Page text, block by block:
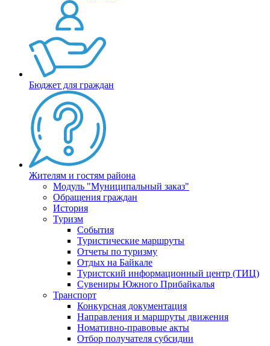
Бюджет для граждан
Жителям и гостям района
Модуль "Муниципальный заказ"
Обращения граждан
История
Туризм
События
Туристические маршруты
Отчеты по туризму
Отдых на Байкале
Туристский информационный центр (ТИЦ)
Сувениры Южного Прибайкалья
Транспорт
Конкурсная документация
Направления и маршруты движения
Номативно-правовые акты
Отбор получателя субсидии